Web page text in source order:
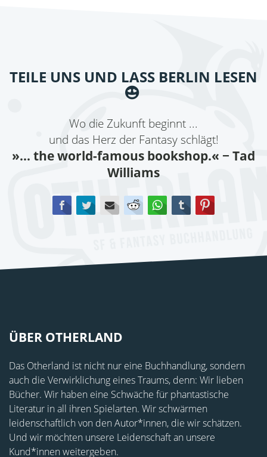
TEILE UNS UND LASS BERLIN LESEN
Wo die Zukunft beginnt ...
und das Herz der Fantasy schlägt!
»... the world-famous bookshop.« − Tad
Williams
FacebookTwitterE-mail Reddit WhatsApp
tumblr
ÜBER OTHERLAND
Das Otherland ist nicht nur eine Buchhandlung, sondern
auch die Verwirklichung eines Traums, denn: Wir lieben
Bücher. Wir haben eine Schwäche für phantastische
Literatur in all ihren Spielarten. Wir schwärmen
leidenschaftlich von den Autor*innen, die wir schätzen.
Und wir möchten unsere Leidenschaft an unsere
Kund*innen weitergeben.